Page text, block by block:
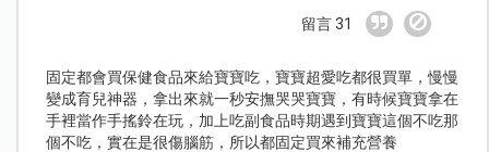
留言 31
固定都會買保健食品來給寶寶吃，寶寶超愛吃都很買單，慢慢
變成育兒神器，拿出來就一秒安撫哭哭寶寶，有時候寶寶拿在
手裡當作手搖鈴在玩，加上吃副食品時期遇到寶寶這個不吃那
個不吃，實在是很傷腦筋，所以都固定買來補充營養